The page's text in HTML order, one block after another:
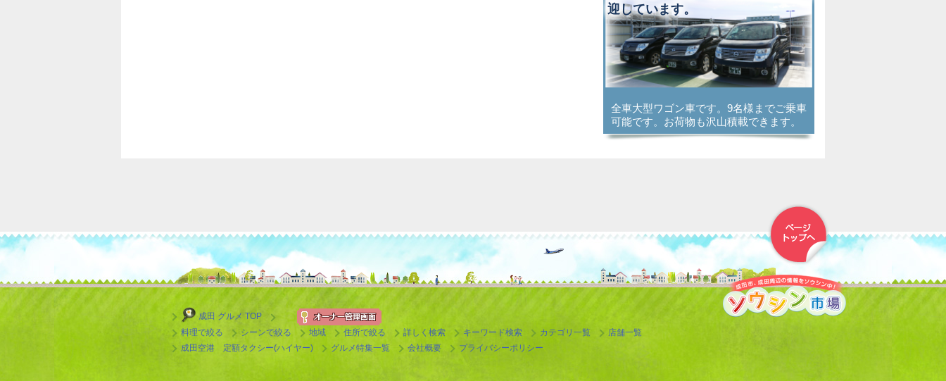
迎しています。
全車大型ワゴン車です。9名様までご乗車
可能です。お荷物も沢山積載できます。
成田 グルメ TOP
料理で絞る
シーンで絞る 地域 住所で絞る 詳しく検索 キーワード検索 カテゴリ一覧
店舗一覧
成田空港 定額タクシー(ハイヤー)
グルメ特集一覧 会社概要 プライバシーポリシー